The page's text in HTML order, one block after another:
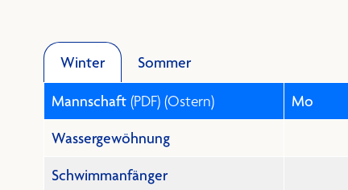
Winter Sommer
Mannschaft (PDF) (Ostern) Mo
Wassergewöhnung
Schwimmanfänger